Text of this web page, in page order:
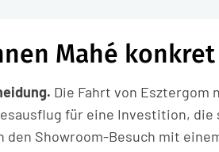
Mahé konkret
Die Fahrt von Esztergom
für eine Investition,
den Showroom-Besuch mit